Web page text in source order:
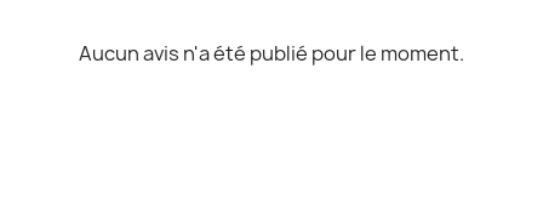
Aucun avis n'a été publié pour le moment.